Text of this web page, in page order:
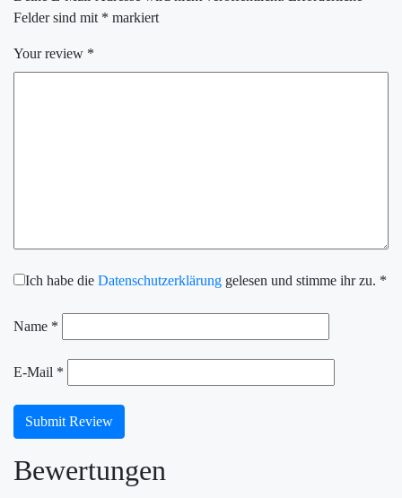
Felder sind mit * markiert
Your review *
Ich habe die Datenschutzerklärung gelesen und stimme ihr zu. *
Name *
E-Mail *
Submit Review
Bewertungen